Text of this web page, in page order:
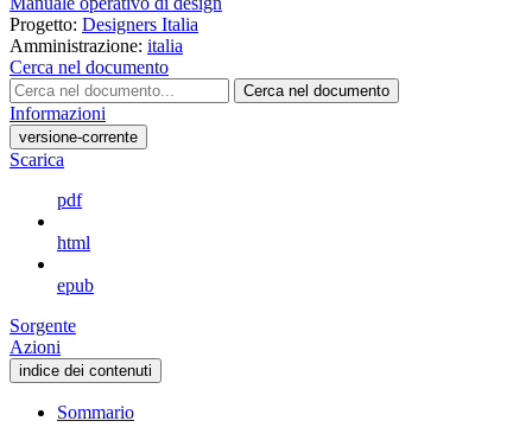
Progetto: Designers Italia
Amministrazione: italia
Cerca nel documento
Cerca nel documento
Informazioni
versione-corrente
Scarica
pdf
html
epub
Sorgente
Azioni
indice dei contenuti
Sommario